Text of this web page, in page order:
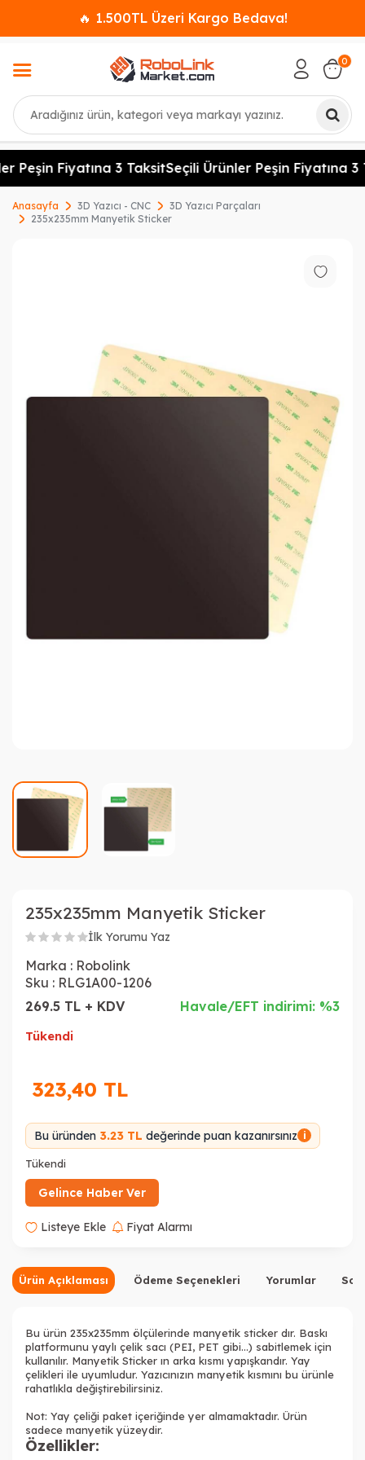
🔥 1.500TL Üzeri Kargo Bedava!
Ara
0
Peşin Fiyatına 3 TaksitSeçili Ürünler Peşin Fiyatına 3
Anasayfa 3D Yazıcı - CNC
3D Yazıcı Parçaları
235x235mm Manyetik Sticker
235x235mm Manyetik Sticker
İlk Yorumu Yaz
Marka : Robolink
Sku : RLG1A00-1206
269.5 TL + KDV
Havale/EFT indirimi: %3
Tükendi
323,40 TL
Bu üründen 3.23 TL değerinde puan kazanırsınız i
Tükendi
Gelince Haber Ver
Listeye Ekle Fiyat Alarmı
Ürün Açıklaması Ödeme Seçenekleri Yorumlar
Bu ürün 235x235mm ölçülerinde manyetik sticker dır. Baskı
platformunu yaylı çelik sacı (PEI, PET gibi...) sabitlemek için
kullanılır. Manyetik Sticker ın arka kısmı yapışkandır. Yay
çelikleri ile uyumludur. Yazıcınızın manyetik kısmını bu ürünle
rahatlıkla değiştirebilirsiniz.
Not: Yay çeliği paket içeriğinde yer almamaktadır. Ürün
sadece manyetik yüzeydir.
Özellikler: